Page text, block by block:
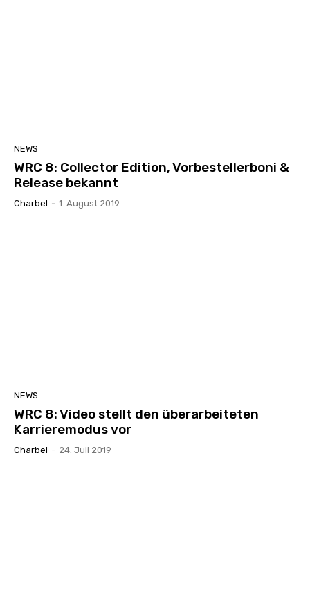
NEWS
WRC 8: Collector Edition, Vorbestellerboni &
Release bekannt
Charbel - 1. August 2019
NEWS
WRC 8: Video stellt den überarbeiteten
Karrieremodus vor
Charbel - 24. Juli 2019